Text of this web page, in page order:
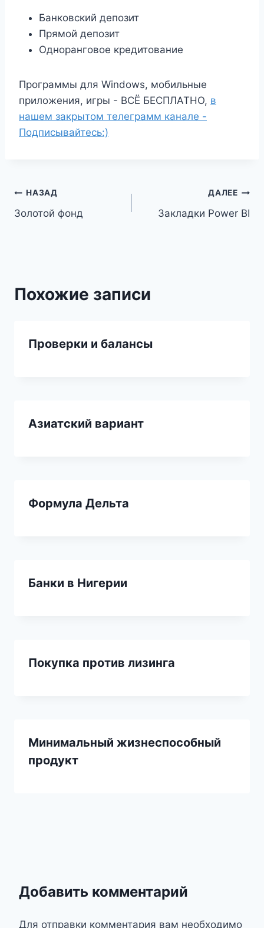
Банковский депозит
Прямой депозит
Одноранговое кредитование
Программы для Windows, мобильные
приложения, игры - ВСЁ БЕСПЛАТНО, в
нашем закрытом телеграмм канале -
Подписывайтесь:)
Навигация
по
НАЗАД
Золотой фонд
ДАЛЕЕ
Закладки Power BI
Похожие записи
Проверки и балансы
Азиатский вариант
Формула Дельта
Банки в Нигерии
Покупка против лизинга
Минимальный жизнеспособный
продукт
Добавить комментарий
Для отправки комментария вам необходимо